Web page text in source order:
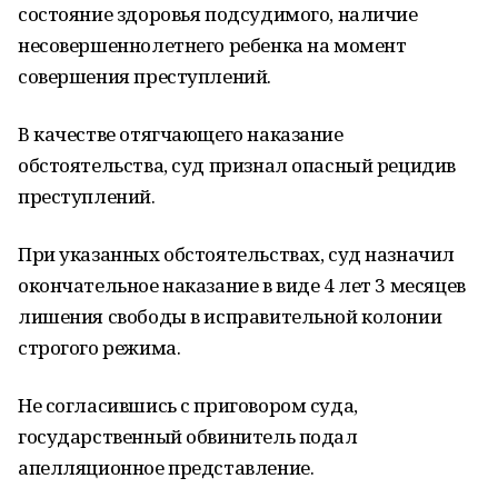
состояние здоровья подсудимого, наличие
несовершеннолетнего ребенка на момент
совершения преступлений.
В качестве отягчающего наказание
обстоятельства, суд признал опасный рецидив
преступлений.
При указанных обстоятельствах, суд назначил
окончательное наказание в виде 4 лет 3 месяцев
лишения свободы в исправительной колонии
строгого режима.
Не согласившись с приговором суда,
государственный обвинитель подал
апелляционное представление.